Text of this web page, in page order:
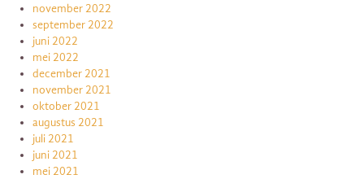
november 2022
september 2022
juni 2022
mei 2022
december 2021
november 2021
oktober 2021
augustus 2021
juli 2021
juni 2021
mei 2021